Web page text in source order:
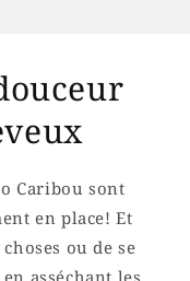
Caribou sont
en place! Et
ou de se